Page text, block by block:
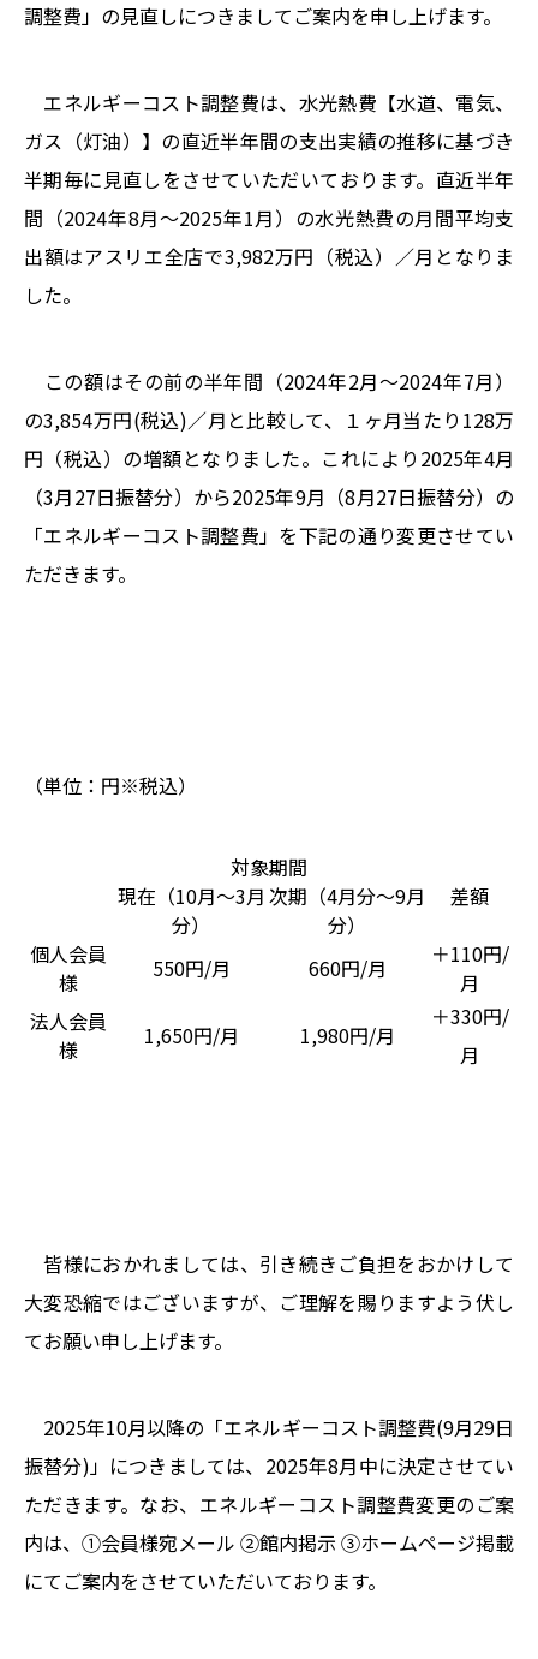
調整費」の見直しにつきましてご案内を申し上げます。
エネルギーコスト調整費は、水光熱費【水道、電気、
ガス（灯油）】の直近半年間の支出実績の推移に基づき
半期毎に見直しをさせていただいております。直近半年
間（2024年8月～2025年1月）の水光熱費の月間平均支
出額はアスリエ全店で3,982万円（税込）／月となりま
した。
この額はその前の半年間（2024年2月～2024年7月）
の3,854万円(税込)／月と比較して、１ヶ月当たり128万
円（税込）の増額となりました。これにより2025年4月
（3月27日振替分）から2025年9月（8月27日振替分）の
「エネルギーコスト調整費」を下記の通り変更させてい
ただきます。
（単位：円※税込）
対象期間
差額
現在（10月～3月
分）
次期（4月分～9月
分）
個人会員
様
550円/月 660円/月
＋110円/
月
法人会員
様
1,650円/月 1,980円/月
＋330円/
月
皆様におかれましては、引き続きご負担をおかけして
大変恐縮ではございますが、ご理解を賜りますよう伏し
てお願い申し上げます。
2025年10月以降の「エネルギーコスト調整費(9月29日
振替分)」につきましては、2025年8月中に決定させてい
ただきます。なお、エネルギーコスト調整費変更のご案
内は、①会員様宛メール ②館内掲示 ③ホームページ掲載
にてご案内をさせていただいております。